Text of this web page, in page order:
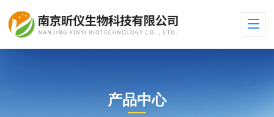
产品中心